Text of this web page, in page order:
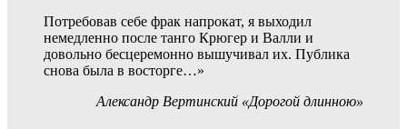
Потребовав себе фрак напрокат, я выходил
немедленно после танго Крюгер и Валли и
довольно бесцеремонно вышучивал их. Публика
снова была в восторге…»
Александр Вертинский «Дорогой длинною»